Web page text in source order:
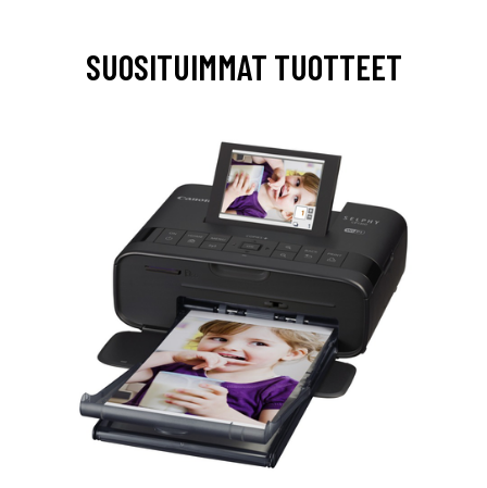
SUOSITUIMMAT TUOTTEET